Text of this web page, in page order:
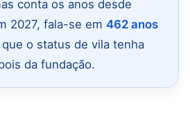
conta os anos desde
2027, fala-se em 462 anos
o status de vila tenha
da fundação.